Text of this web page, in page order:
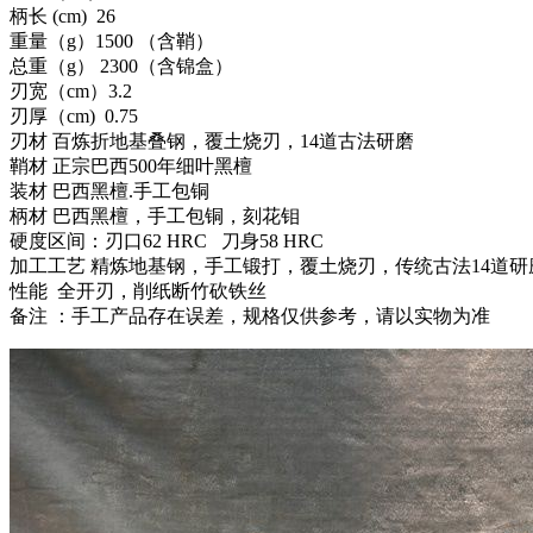
柄长 (cm) 26
重量（g）1500 （含鞘）
总重（g） 2300（含锦盒）
刃宽（cm）3.2
刃厚（cm) 0.75
刃材 百炼折地基叠钢，覆土烧刃，14道古法研磨
鞘材 正宗巴西500年细叶黑檀
装材 巴西黑檀.手工包铜
柄材 巴西黑檀，手工包铜，刻花钼
硬度区间：刃口62 HRC 刀身58 HRC
加工工艺 精炼地基钢，手工锻打，覆土烧刃，传统古法14道研
性能 全开刃，削纸断竹砍铁丝
备注 ：手工产品存在误差，规格仅供参考，请以实物为准